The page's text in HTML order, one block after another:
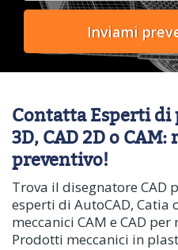
Contatta Esperti di
3D, CAD 2D o
preventivo!
Trova il disegnatore CAD
esperti di AutoCAD, Catia
meccanici CAM e CAD
Prodotti meccanici in